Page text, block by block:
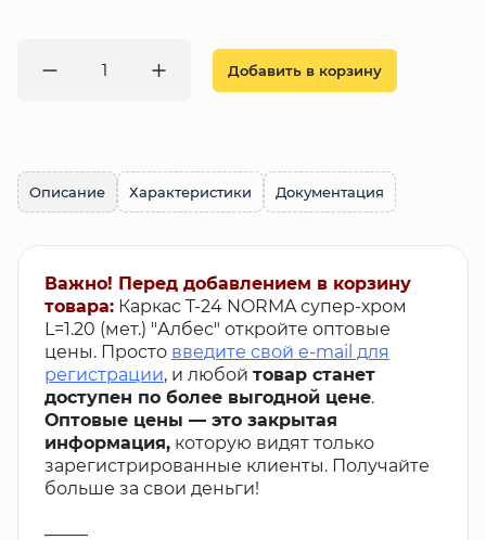
Добавить в корзину
Описание Характеристики Документация
Важно! Перед добавлением в корзину
товара: Каркас T-24 NORMA супер-хром
L=1.20 (мет.) "Албес" откройте оптовые
цены. Просто введите свой e-mail для
регистрации, и любой товар станет
доступен по более выгодной цене.
Оптовые цены — это закрытая
информация, которую видят только
зарегистрированные клиенты. Получайте
больше за свои деньги!